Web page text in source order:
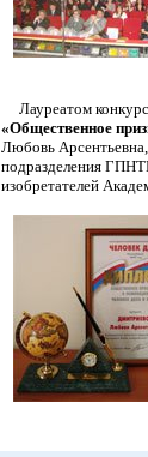
Лауреатом
«Общественное
Любовь Арсентьевна,
подразделения
изобретателей